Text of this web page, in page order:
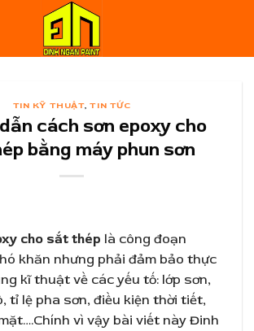
TIN KỸ THUẬT,TIN TỨC
cách sơn epoxy cho
bằng máy phun sơn
cho sắt thép là công đoạn
khăn nhưng phải đảm bảo thực
kĩ thuật về các yếu tố: lớp sơn,
tỉ lệ pha sơn, điều kiện thời tiết,
vì vậy bài viết này Đinh